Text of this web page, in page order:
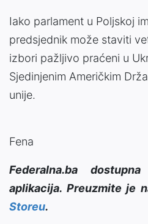
Iako parlament u Poljskoj
predsjednik može staviti
izbori pažljivo praćeni u
Sjedinjenim Američkim
unije.
Fena
Federalna.ba
aplikacija. Preuzmite je
Storeu.